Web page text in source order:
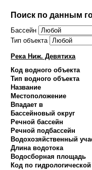
Поиск по данным
Бассейн
Тип объекта
Река Ниж. Девятиха
Код водного объекта
Тип водного объекта
Название
Местоположение
Впадает в
Бассейновый округ
Речной бассейн
Речной подбассейн
Водохозяйственный
Длина водотока
Водосборная площадь
Код по